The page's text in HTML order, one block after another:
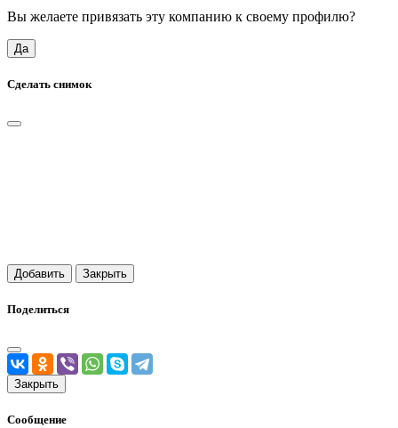
Вы желаете привязать эту компанию к своему профилю?
Да
Сделать снимок
Добавить Закрыть
Поделиться
Закрыть
Сообщение